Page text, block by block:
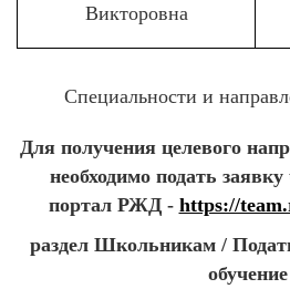
Викторовна
Специальности и
Для получения целевого
необходимо подать
портал РЖД - https://
раздел Школьникам /
обучение